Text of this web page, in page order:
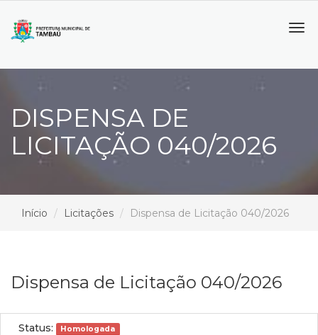
DISPENSA DE
LICITAÇÃO 040/2026
Início Licitações Dispensa de Licitação 040/2026
Dispensa de Licitação 040/2026
Status: Homologada